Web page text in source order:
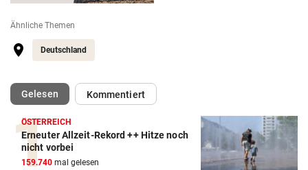
Ähnliche Themen
Deutschland
Gelesen(ausgewählt)Kommentiert
ÖSTERREICH
Erneuter Allzeit-Rekord ++ Hitze noch
nicht vorbei
159.740 mal gelesen